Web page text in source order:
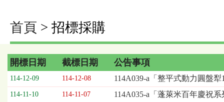
首頁 > 招標採購
招
標
採
開標日期 截標日期 公告事項
114-12-09 114-12-08 114A039-a「整平式動力圓盤
114-11-10 114-11-07 114A035-a「蓬萊米百年慶祝